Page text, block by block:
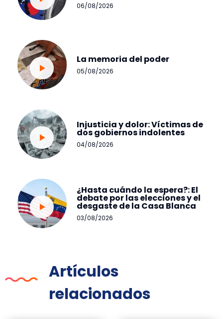
06/08/2026
La memoria del poder
05/08/2026
Injusticia y dolor: Víctimas de
dos gobiernos indolentes
04/08/2026
¿Hasta cuándo la espera?: El
debate por las elecciones y el
desgaste de la Casa Blanca
03/08/2026
Artículos
relacionados